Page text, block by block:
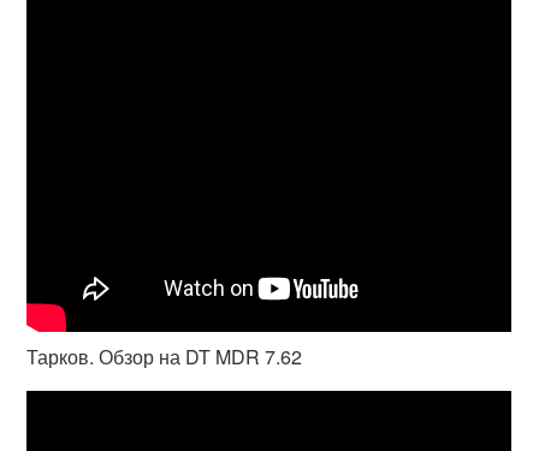
Тарков. Обзор на DT MDR 7.62